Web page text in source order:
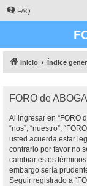
FAQ
Inicio Índice
FORO de
Al ingresar en “FORO
“nos”, “nuestro”,
usted acuerda estar
contrario por favor no
cambiar estos
embargo sería
Seguir registrado a